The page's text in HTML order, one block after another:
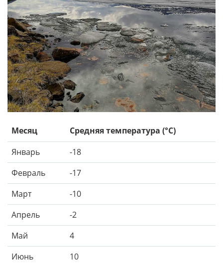
Месяц
Средняя температура (°C)
Январь
-18
Февраль
-17
Март
-10
Апрель
-2
Май
4
Июнь
10